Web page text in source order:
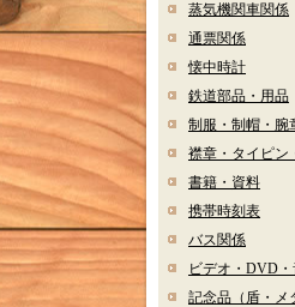
蒸気機関車関係
通票関係
懐中時計
鉄道部品・用品
制服・制帽・腕
襟章・タイピン
書籍・資料
携帯時刻表
バス関係
ビデオ・DVD
記念品（盾・メ